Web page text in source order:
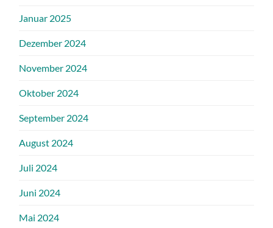
Januar 2025
Dezember 2024
November 2024
Oktober 2024
September 2024
August 2024
Juli 2024
Juni 2024
Mai 2024